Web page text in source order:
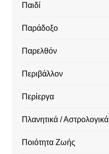
Παιδί
Παράδοξο
Παρελθόν
Περιβάλλον
Περίεργα
Πλανητικά / Αστρολογικά
Ποιότητα Ζωής